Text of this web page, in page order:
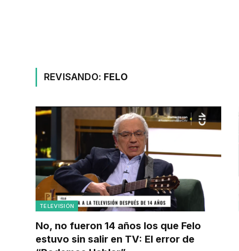
REVISANDO: FELO
TELEVISIÓN
No, no fueron 14 años los que Felo
estuvo sin salir en TV: El error de